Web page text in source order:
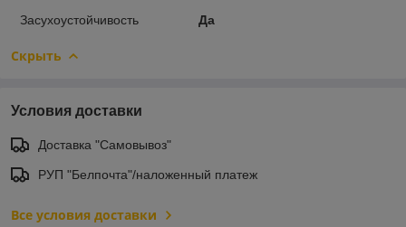
Засухоустойчивость Да
Скрыть
Условия доставки
Доставка "Самовывоз"
РУП "Белпочта"/наложенный платеж
Все условия доставки